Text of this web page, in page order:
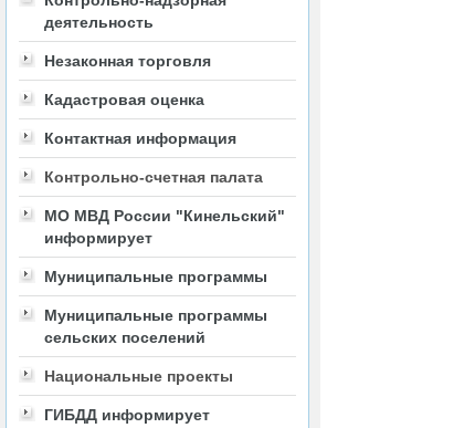
деятельность
Незаконная торговля
Кадастровая оценка
Контактная информация
Контрольно-счетная палата
МО МВД России "Кинельский"
информирует
Муниципальные программы
Муниципальные программы
сельских поселений
Национальные проекты
ГИБДД информирует